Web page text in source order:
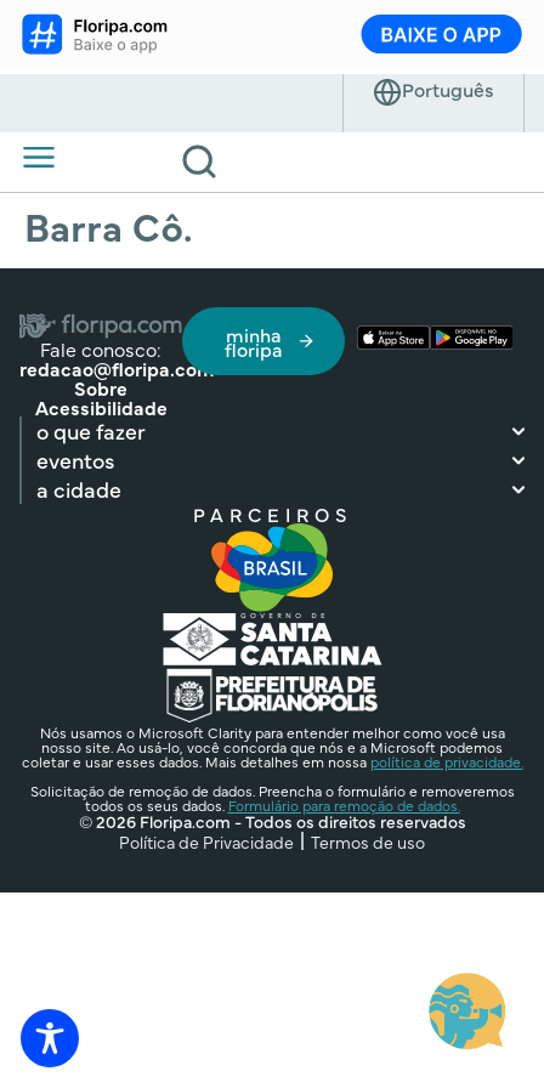
Barra Cô.
Fale conosco:
redacao@floripa.com
Sobre
Acessibilidade
minha
floripa
o que fazer
eventos
a cidade
PARCEIROS
Nós usamos o Microsoft Clarity para entender melhor como você usa
nosso site. Ao usá-lo, você concorda que nós e a Microsoft podemos
coletar e usar esses dados. Mais detalhes em nossa política de privacidade.
Solicitação de remoção de dados. Preencha o formulário e removeremos
todos os seus dados. Formulário para remoção de dados.
© 2026 Floripa.com - Todos os direitos reservados
Política de Privacidade
Termos de uso